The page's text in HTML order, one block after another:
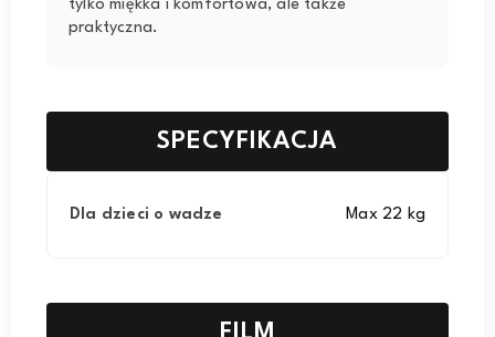
tylko miękka i komfortowa, ale także
praktyczna.
SPECYFIKACJA
Dla dzieci o wadze Max 22 kg